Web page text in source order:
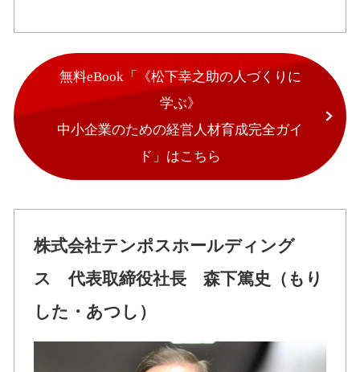
無料eBook「《松下幸之助の人づくりに
学ぶ》
中小企業のための経営人材育成完全ガイ
ド」はこちら
株式会社テンポスホールディング
ス 代表取締役社長 森下篤史（もり
した・あつし）